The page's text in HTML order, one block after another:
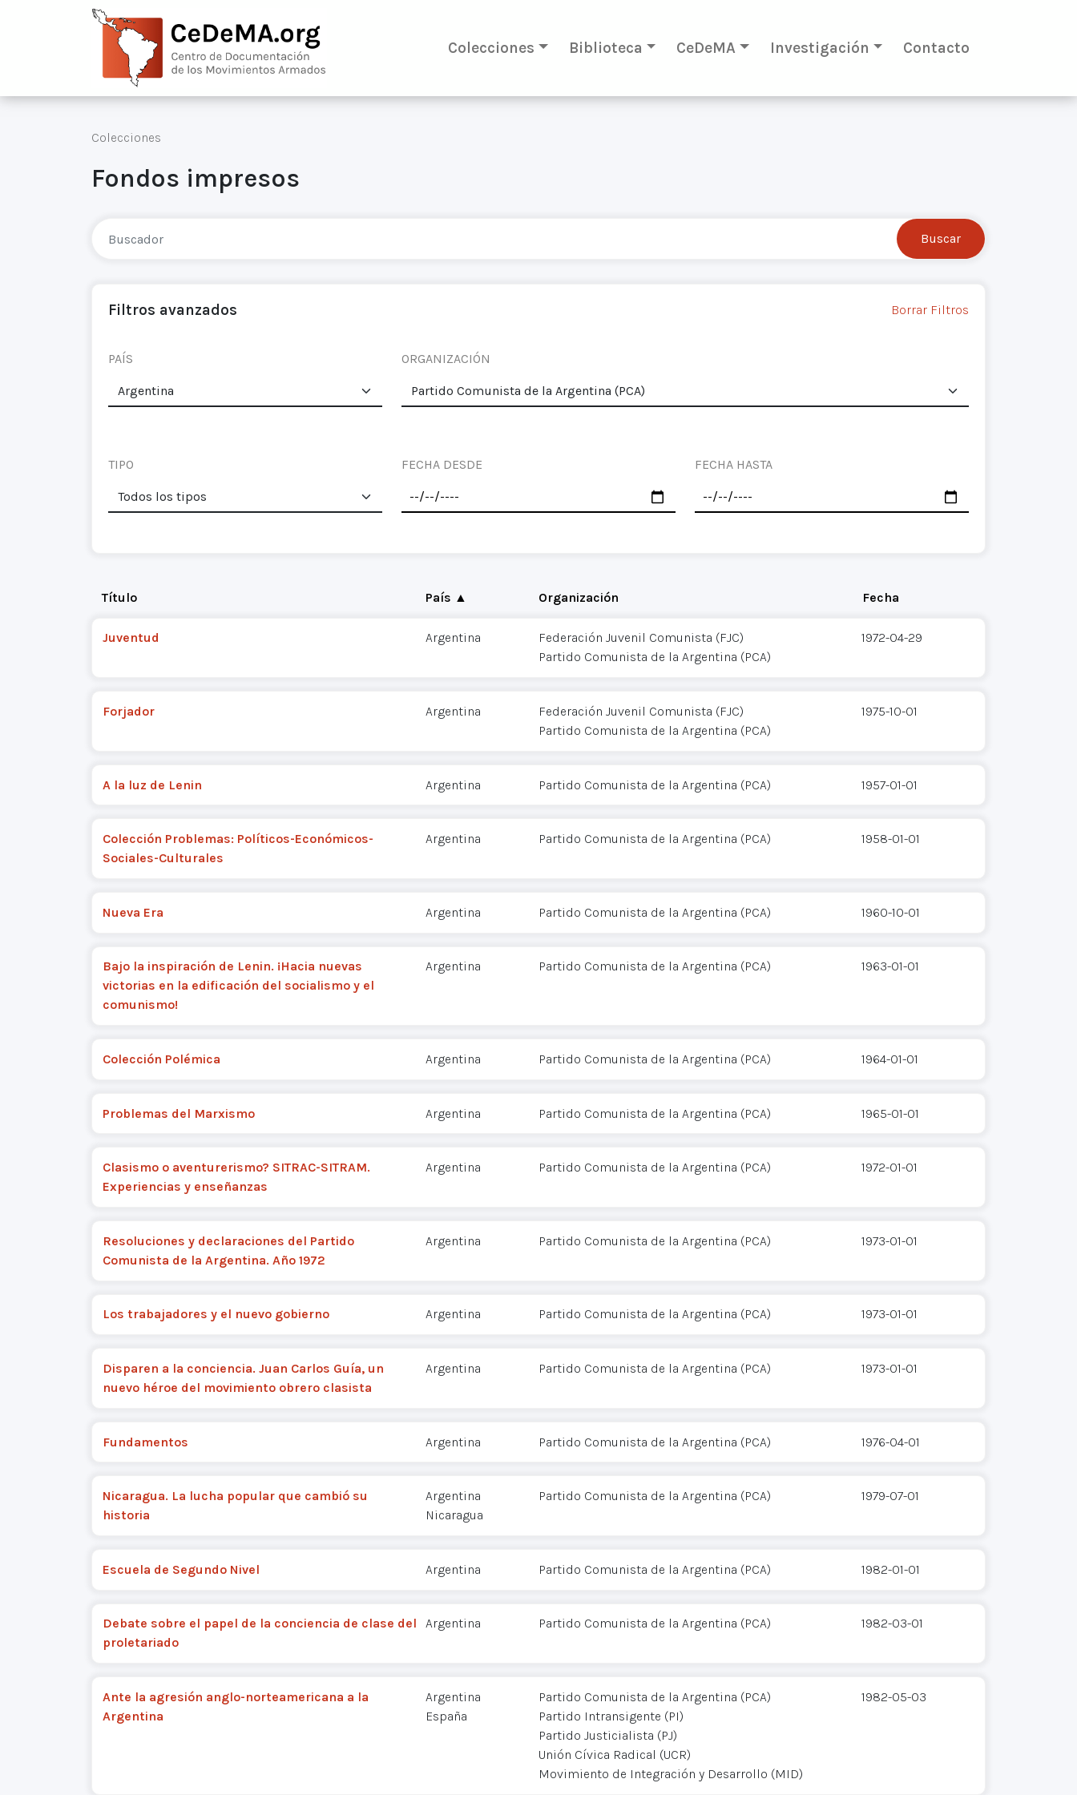
Colecciones Biblioteca CeDeMA Investigación Contacto
Colecciones
Fondos impresos
Filtros avanzados Borrar Filtros
PAÍS ORGANIZACIÓN
TIPO FECHA DESDE FECHA HASTA
Título País ▲ Organización Fecha
Juventud Argentina
Federación Juvenil Comunista (FJC)
Partido Comunista de la Argentina (PCA)
1972-04-29
Forjador Argentina
Federación Juvenil Comunista (FJC)
Partido Comunista de la Argentina (PCA)
1975-10-01
A la luz de Lenin Argentina Partido Comunista de la Argentina (PCA) 1957-01-01
Colección Problemas: Políticos-Económicos-
Sociales-Culturales
Argentina Partido Comunista de la Argentina (PCA) 1958-01-01
Nueva Era Argentina Partido Comunista de la Argentina (PCA) 1960-10-01
Bajo la inspiración de Lenin. ¡Hacia nuevas
victorias en la edificación del socialismo y el
comunismo!
Argentina Partido Comunista de la Argentina (PCA) 1963-01-01
Colección Polémica Argentina Partido Comunista de la Argentina (PCA) 1964-01-01
Problemas del Marxismo Argentina Partido Comunista de la Argentina (PCA) 1965-01-01
Clasismo o aventurerismo? SITRAC-SITRAM.
Experiencias y enseñanzas
Argentina Partido Comunista de la Argentina (PCA) 1972-01-01
Resoluciones y declaraciones del Partido
Comunista de la Argentina. Año 1972
Argentina Partido Comunista de la Argentina (PCA) 1973-01-01
Los trabajadores y el nuevo gobierno Argentina Partido Comunista de la Argentina (PCA) 1973-01-01
Disparen a la conciencia. Juan Carlos Guía, un
nuevo héroe del movimiento obrero clasista
Argentina Partido Comunista de la Argentina (PCA) 1973-01-01
Fundamentos Argentina Partido Comunista de la Argentina (PCA) 1976-04-01
Nicaragua. La lucha popular que cambió su
historia
Argentina
Nicaragua
Partido Comunista de la Argentina (PCA) 1979-07-01
Escuela de Segundo Nivel Argentina Partido Comunista de la Argentina (PCA) 1982-01-01
Debate sobre el papel de la conciencia de clase del
proletariado
Argentina Partido Comunista de la Argentina (PCA) 1982-03-01
Ante la agresión anglo-norteamericana a la
Argentina
Argentina
España
Partido Comunista de la Argentina (PCA)
Partido Intransigente (PI)
Partido Justicialista (PJ)
Unión Cívica Radical (UCR)
Movimiento de Integración y Desarrollo (MID)
1982-05-03